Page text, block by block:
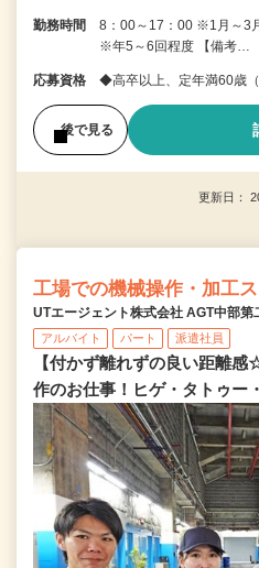
勤務時間
8：00～17：00 ※1月～3
※年5～6回程度 【備考…
応募資格 ◆高卒以上、定年満60歳
後で見る
更新日：
工場での機械操作・加工
UTエージェント株式会社 AGT中部第
アルバイト パート 派遣社員
【付かず離れずの良い距離
作のお仕事！ヒゲ・タトゥー